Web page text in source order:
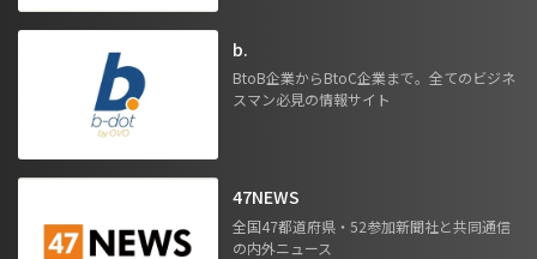
b.
BtoB企業からBtoC企業まで。全てのビジネ
スマン必見の情報サイト
47NEWS
全国47都道府県・52参加新聞社と共同通信
の内外ニュース